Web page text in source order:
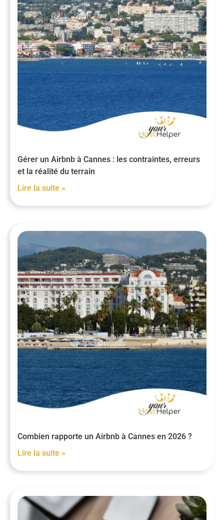
Gérer un Airbnb à Cannes : les contraintes, erreurs
et la réalité du terrain
Lire la suite »
Combien rapporte un Airbnb à Cannes en 2026 ?
Lire la suite »